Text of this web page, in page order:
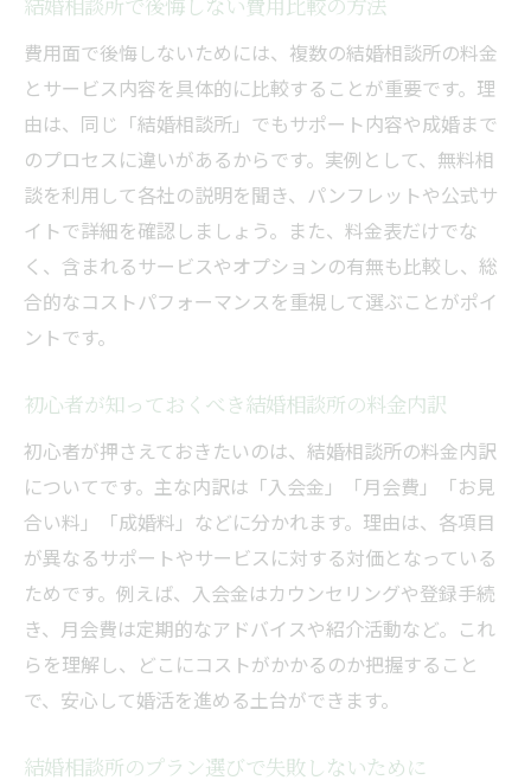
結婚相談所で後悔しない費用比較の方法
費用面で後悔しないためには、複数の結婚相談所の料金
とサービス内容を具体的に比較することが重要です。理
由は、同じ「結婚相談所」でもサポート内容や成婚まで
のプロセスに違いがあるからです。実例として、無料相
談を利用して各社の説明を聞き、パンフレットや公式サ
イトで詳細を確認しましょう。また、料金表だけでな
く、含まれるサービスやオプションの有無も比較し、総
合的なコストパフォーマンスを重視して選ぶことがポイ
ントです。
初心者が知っておくべき結婚相談所の料金内訳
初心者が押さえておきたいのは、結婚相談所の料金内訳
についてです。主な内訳は「入会金」「月会費」「お見
合い料」「成婚料」などに分かれます。理由は、各項目
が異なるサポートやサービスに対する対価となっている
ためです。例えば、入会金はカウンセリングや登録手続
き、月会費は定期的なアドバイスや紹介活動など。これ
らを理解し、どこにコストがかかるのか把握すること
で、安心して婚活を進める土台ができます。
結婚相談所のプラン選びで失敗しないために